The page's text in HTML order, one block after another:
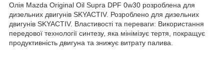
Олія Mazda Original Oil Supra DPF 0w30 розроблена для
дизельних двигунів SKYACTIV. Розроблено для дизельних
двигунів SKYACTIV. Властивості та переваги: Використання
передової технології синтезу, яка мінімізує тертя, покращує
продуктивність двигуна та знижує витрату палива.